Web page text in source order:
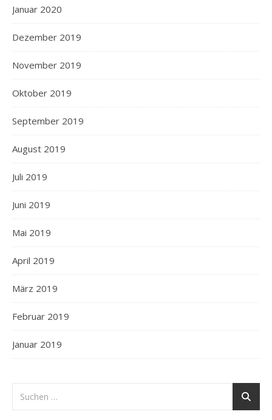
Januar 2020
Dezember 2019
November 2019
Oktober 2019
September 2019
August 2019
Juli 2019
Juni 2019
Mai 2019
April 2019
März 2019
Februar 2019
Januar 2019